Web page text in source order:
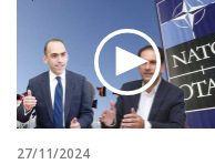
27/11/2024